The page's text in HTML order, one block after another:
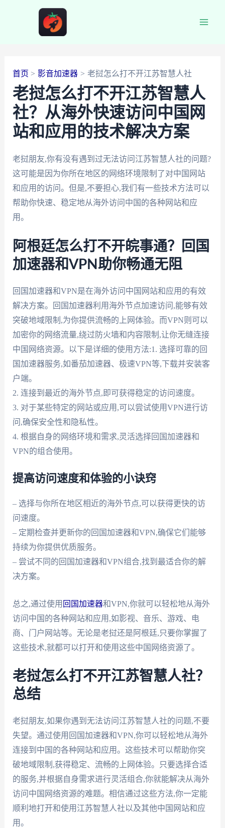
首页 影音加速器 老挝怎么打不开江苏智慧人社
老挝怎么打不开江苏智慧人
社？从海外快速访问中国网
站和应用的技术解决方案
老挝朋友,你有没有遇到过无法访问江苏智慧人社的问题?
这可能是因为你所在地区的网络环境限制了对中国网站
和应用的访问。但是,不要担心,我们有一些技术方法可以
帮助你快速、稳定地从海外访问中国的各种网站和应
用。
阿根廷怎么打不开皖事通？回国
加速器和VPN助你畅通无阻
回国加速器和VPN是在海外访问中国网站和应用的有效
解决方案。回国加速器利用海外节点加速访问,能够有效
突破地域限制,为你提供流畅的上网体验。而VPN则可以
加密你的网络流量,绕过防火墙和内容限制,让你无缝连接
中国网络资源。以下是详细的使用方法:1. 选择可靠的回
国加速器服务,如番茄加速器、极速VPN等,下载并安装客
户端。
2. 连接到最近的海外节点,即可获得稳定的访问速度。
3. 对于某些特定的网站或应用,可以尝试使用VPN进行访
问,确保安全性和隐私性。
4. 根据自身的网络环境和需求,灵活选择回国加速器和
VPN的组合使用。
提高访问速度和体验的小诀窍
– 选择与你所在地区相近的海外节点,可以获得更快的访
问速度。
– 定期检查并更新你的回国加速器和VPN,确保它们能够
持续为你提供优质服务。
– 尝试不同的回国加速器和VPN组合,找到最适合你的解
决方案。
总之,通过使用 回国加速器和VPN,你就可以轻松地从海外
访问中国的各种网站和应用,如影视、音乐、游戏、电
商、门户网站等。无论是老挝还是阿根廷,只要你掌握了
这些技术,就都可以打开和使用这些中国网络资源了。
老挝怎么打不开江苏智慧人社？
总结
老挝朋友,如果你遇到无法访问江苏智慧人社的问题,不要
失望。通过使用回国加速器和VPN,你可以轻松地从海外
连接到中国的各种网站和应用。这些技术可以帮助你突
破地域限制,获得稳定、流畅的上网体验。只要选择合适
的服务,并根据自身需求进行灵活组合,你就能解决从海外
访问中国网络资源的难题。相信通过这些方法,你一定能
顺利地打开和使用江苏智慧人社以及其他中国网站和应
用。